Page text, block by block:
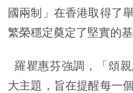
國兩制」在香港取得了
繁榮穩定奠定了堅實的基
羅瞿惠芬強調，「頌
大主題，旨在提醒每一